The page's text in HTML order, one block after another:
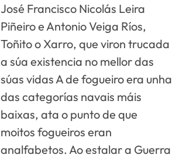
José Francisco Nicolás Leira
Piñeiro e Antonio Veiga Ríos,
Toñito o Xarro, que viron trucada
a súa existencia no mellor das
súas vidas A de fogueiro era unha
das categorías navais máis
baixas, ata o punto de que
moitos fogueiros eran
analfabetos. Ao estalar a Guerra